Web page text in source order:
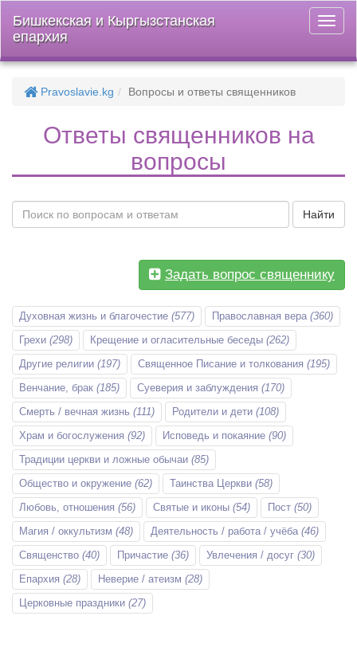
меню
Бишкекская и Кыргызстанская
епархия
Pravoslavie.kg Вопросы и ответы священников
Ответы священников на
вопросы
Найти
Задать вопрос священнику
Духовная жизнь и благочестие (577) Православная вера (360)
Грехи (298) Крещение и огласительные беседы (262)
Другие религии (197) Священное Писание и толкования (195)
Венчание, брак (185) Суеверия и заблуждения (170)
Смерть / вечная жизнь (111) Родители и дети (108)
Храм и богослужения (92) Исповедь и покаяние (90)
Традиции церкви и ложные обычаи (85)
Общество и окружение (62) Таинства Церкви (58)
Любовь, отношения (56) Святые и иконы (54) Пост (50)
Магия / оккультизм (48) Деятельность / работа / учёба (46)
Священство (40) Причастие (36) Увлечения / досуг (30)
Епархия (28) Неверие / атеизм (28)
Церковные праздники (27)